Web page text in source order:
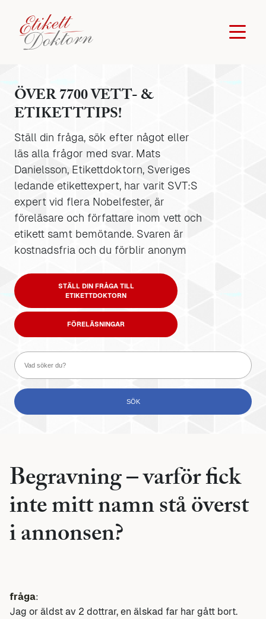
ÖVER 7700 VETT- &
ETIKETTTIPS!
Ställ din fråga, sök efter något eller
läs alla frågor med svar. Mats
Danielsson, Etikettdoktorn, Sveriges
ledande etikettexpert, har varit SVT:S
expert vid flera Nobelfester, är
föreläsare och författare inom vett och
etikett samt bemötande. Svaren är
kostnadsfria och du förblir anonym
STÄLL DIN FRÅGA TILL
ETIKETTDOKTORN
FÖRELÄSNINGAR
Begravning – varför fick
inte mitt namn stå överst
i annonsen?
fråga:
Jag or äldst av 2 dottrar, en älskad far har gått bort.